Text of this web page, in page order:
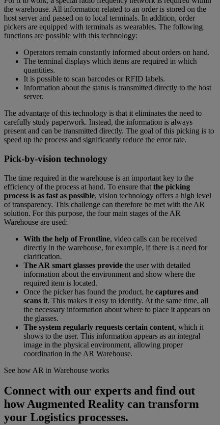
the warehouse. All information related to an order is stored on the
host server and passed on to local terminals. In addition, order
pickers are equipped with terminals as wearables. The following
functions are possible with this technology:
Operators remain constantly informed about orders on hand.
The terminal displays which items are required in which
quantities.
It is possible to scan barcodes or RFID labels.
Information about the status is transmitted directly to the host
server.
The advantage of this technology is that it eliminates the need to
carefully study paperwork. Instead, the information is always
present and can be transmitted directly. The goal of this picking is to
speed up the process and significantly reduce the error rate.
Pick-by-vision technology
The time required in the warehouse is an important key to the
efficiency of the process at hand. To ensure that the picking
process is as fast as possible, vision technology offers a high level
of transparency. This challenge can therefore be met with the AR
solution. For this purpose, the four main stages of the AR
Warehouse are used:
With the help of Frontline, video calls can be received
directly in the warehouse, for example, if there is a need for
clarification.
The AR smart glasses provide the user with detailed
information about the environment and show where the
required item is located.
Once the picker has found the product, he captures and
scans it. This makes it easy to identify. At the same time, all
the necessary information about where to place it appears on
the glasses.
The system regularly requests certain content, which it
shows to the user. This information appears as an integral
image in the physical environment, allowing proper
coordination in the AR Warehouse.
See how AR in Warehouse works
Connect with our experts and find out
how Augmented Reality can transform
your Logistics processes.